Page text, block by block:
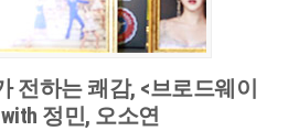
전하는 쾌감, <브로드웨이
정민, 오소연